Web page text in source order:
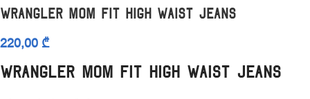
Wrangler Mom Fit High Waist Jeans
220,00 ₾
Wrangler Mom Fit High Waist Jeans